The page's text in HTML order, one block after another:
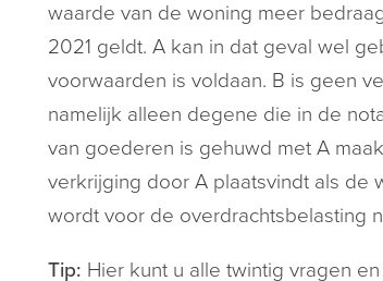
waarde van de woning meer
2021 geldt. A kan in dat geval wel
voorwaarden is voldaan. B is geen
namelijk alleen degene die in de
van goederen is gehuwd met A
verkrijging door A plaatsvindt als de
wordt voor de overdrachtsbelasting
Tip: Hierkunt u alle twintig vragen